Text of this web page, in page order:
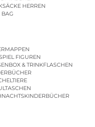
HERREN
BAG
FIGUREN
& TRINKFLASCHEN